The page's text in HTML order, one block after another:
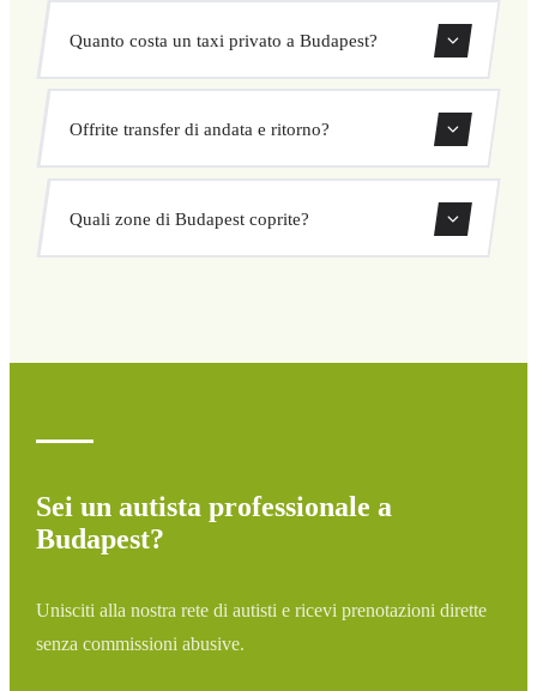
confermare subito il tuo transfer. Scegli ritiro e
Quanto costa un taxi privato a Budapest?
I nostri transfer privati a Budapest hanno un prezzo fisso
concordato prima della partenza. Nessun costo nascosto né
Offrite transfer di andata e ritorno?
ritorno direttamente dal nostro sistema di prenotazione.
Quali zone di Budapest coprite?
Sei un autista professionale a
Budapest?
Unisciti alla nostra rete di autisti e ricevi prenotazioni dirette
senza commissioni abusive.